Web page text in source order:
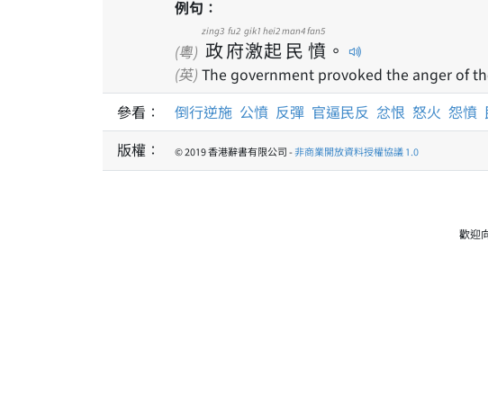
例句：
(粵) 政
zing3
府
fu2
激
gik1
起
hei2
民
man4
憤
fan5
。
(英) The government provoked the anger of
參看：
倒行逆施 公憤 反彈 官逼民反 忿恨 怒火 怨憤
版權： © 2019 香港辭書有限公司 -非商業開放資料授權協議 1.0
歡迎